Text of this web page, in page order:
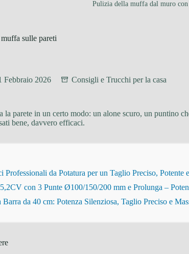
Pulizia della muffa dal muro
sulle pareti
Febbraio 2026 Consigli e Trucchi per la casa
parete in un certo modo: un alone scuro, un puntino
bene, davvero efficaci.
da Potatura per un Taglio Preciso, Potente
con 3 Punte Ø100/150/200 mm e Prolunga –
da 40 cm: Potenza Silenziosa, Taglio Preciso e